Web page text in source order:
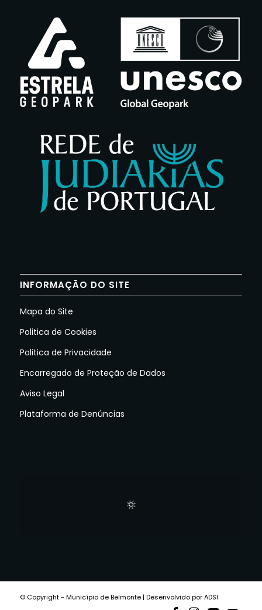
INFORMAÇÃO DO SITE
Mapa do Site
Politica de Cookies
Politica de Privacidade
Encarregado de Proteção de Dados
Aviso Legal
Plataforma de Denúncias
© Copyright - Município de Belmonte | Desenvolvido por ADSI